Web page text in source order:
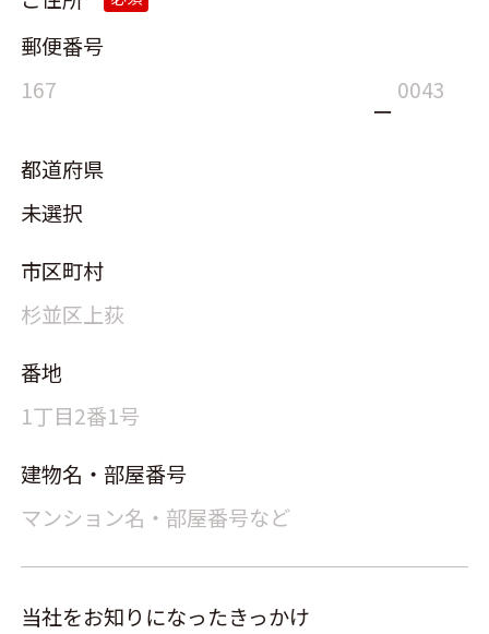
郵便番号
ー
都道府県
市区町村
番地
建物名・部屋番号
当社をお知りになったきっかけ